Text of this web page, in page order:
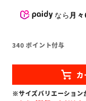
なら 月
340 ポイント付与
※サイズバリエーション